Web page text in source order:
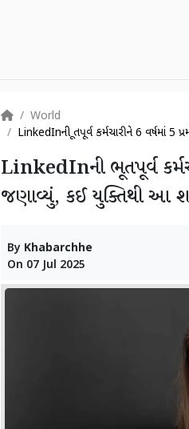
World
LinkedInની ભૂતપૂર્વ કર્મચારીને 6
LinkedInની ભૂતપૂર્વ
જણાવ્યું, કઈ યુક્તિથી આ
By Khabarchhe
On 07 Jul 2025